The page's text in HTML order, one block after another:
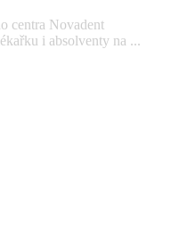
centra Novadent
i absolventy na ...